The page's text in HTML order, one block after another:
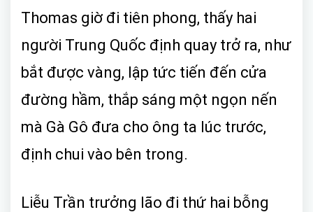
Thomas giờ đi tiên phong, thấy hai
người Trung Quốc định quay trở ra, như
bắt được vàng, lập tức tiến đến cửa
đường hầm, thắp sáng một ngọn nến
mà Gà Gô đưa cho ông ta lúc trước,
định chui vào bên trong.
Liễu Trần trưởng lão đi thứ hai bỗng